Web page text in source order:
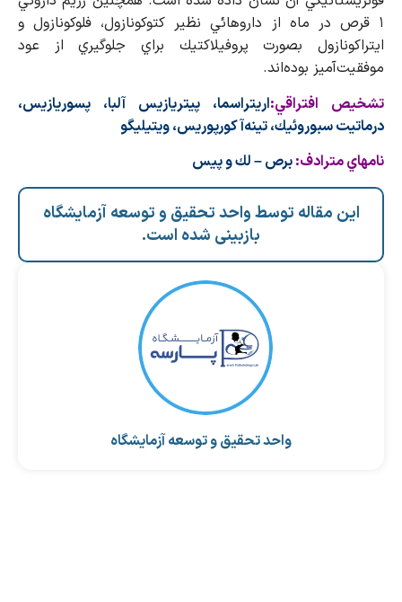
۱ قرص در ماه از داروهائي نظير كتوكونازول، فلوكونازول و
ايتراكونازول بصورت پروفيلاكتيك براي جلوگيري از عود
موفقيت‌آميز بوده‌اند.
تشخيص افتراقي:اريتراسما، پيتريازيس آلبا، پسوريازيس،
درماتيت سبوروئيك، تينه‌آ كورپوريس، ويتيليگو
نامهاي مترادف:برص – لك و پيس
این مقاله توسط واحد تحقیق و توسعه آزمایشگاه
بازبینی شده است.
واحد تحقیق و توسعه آزمایشگاه